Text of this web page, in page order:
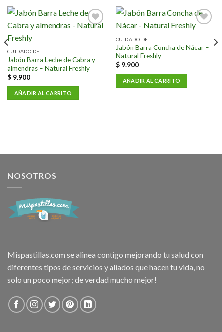
CUIDADO DE
Jabón Barra Leche de Cabra y
almendras – Natural Freshly
$9.900
AÑADIR AL CARRITO
Añadir
lista de
deseos
CUIDADO DE
Jabón Barra Concha de Nácar –
Natural Freshly
$9.900
AÑADIR AL CARRITO
NOSOTROS
Mispastillas.com se alinea contigo mejorando tu salud con
diferentes tipos de servicios y aliados que hacen tu vida, no
solo un poco mejor; de verdad mucho mejor!